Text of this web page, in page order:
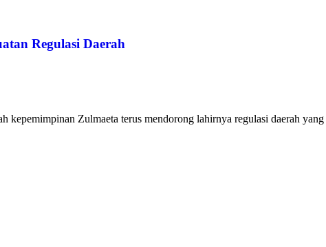
Regulasi Daerah
Zulmaeta terus mendorong lahirnya regulasi daerah